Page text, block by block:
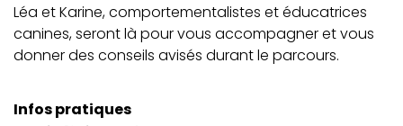
Léa et Karine, comportementalistes et éducatrices
canines, seront là pour vous accompagner et vous
donner des conseils avisés durant le parcours.
Infos pratiques